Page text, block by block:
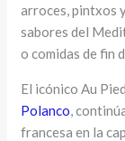
arroces, pintxos
sabores del
o comidas de fin
El icónico Au
Polanco ,
francesa en la